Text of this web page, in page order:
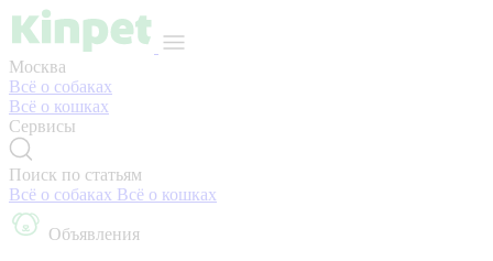
Москва
Всё о собаках
Всё о кошках
Сервисы
Поиск по статьям
Всё о собаках Всё о кошках
Объявления